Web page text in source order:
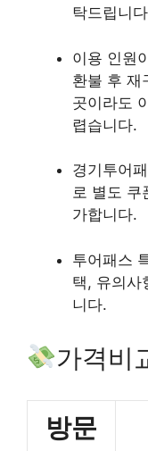
탁드립니
이용 인원
환불 후 재
곳이라도
렵습니다.
경기투어
로 별도 쿠
가합니다.
투어패스
택, 유의사
니다.
가격비
방문